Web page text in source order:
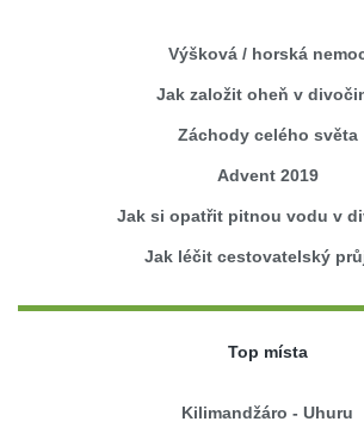
Výšková / horská
Jak založit oheň v
Záchody celého světa
Advent 2019
Jak si opatřit pitnou vodu v
Jak léčit cestovatelský
Top místa
Kilimandžáro - Uhuru